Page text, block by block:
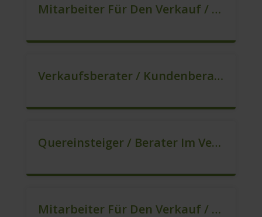
Mitarbeiter Für Den Verkauf / Vertrieb (m/w/d)
Verkaufsberater / Kundenberater, Auch Ohne Ausbildung Möglich (m/w/d)
Quereinsteiger / Berater Im Vertrieb In VZ/TZ (m/w/d)
Mitarbeiter Für Den Verkauf / Sales (m/w/d)